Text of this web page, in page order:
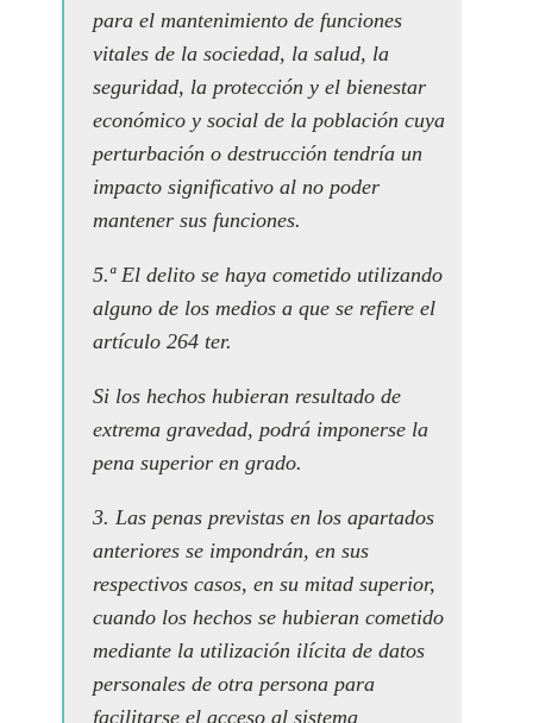
para el mantenimiento de funciones
vitales de la sociedad, la salud, la
seguridad, la protección y el bienestar
económico y social de la población cuya
perturbación o destrucción tendría un
impacto significativo al no poder
mantener sus funciones.
5.ª El delito se haya cometido utilizando
alguno de los medios a que se refiere el
artículo 264 ter.
Si los hechos hubieran resultado de
extrema gravedad, podrá imponerse la
pena superior en grado.
3. Las penas previstas en los apartados
anteriores se impondrán, en sus
respectivos casos, en su mitad superior,
cuando los hechos se hubieran cometido
mediante la utilización ilícita de datos
personales de otra persona para
facilitarse el acceso al sistema